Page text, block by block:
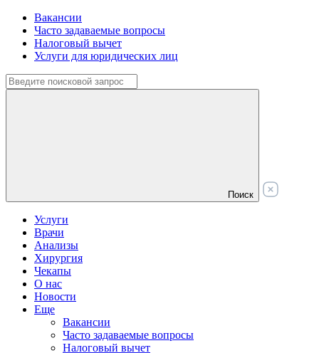
Вакансии
Часто задаваемые вопросы
Налоговый вычет
Услуги для юридических лиц
Поиск
Услуги
Врачи
Анализы
Хирургия
Чекапы
О нас
Новости
Еще
Вакансии
Часто задаваемые вопросы
Налоговый вычет